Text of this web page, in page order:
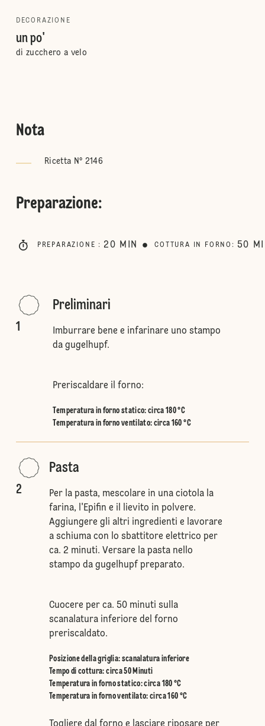
DECORAZIONE
un po'
di zucchero a velo
Nota
Ricetta N° 2146
Preparazione:
PREPARAZIONE : 20 MIN COTTURA IN FORNO : 50
1
Preliminari
Imburrare bene e infarinare uno stampo
da gugelhupf.
Preriscaldare il forno:
Temperatura in forno statico: circa 180 °C
Temperatura in forno ventilato: circa 160 °C
2
Pasta
Per la pasta, mescolare in una ciotola la
farina, l'Epifin e il lievito in polvere.
Aggiungere gli altri ingredienti e lavorare
a schiuma con lo sbattitore elettrico per
ca. 2 minuti. Versare la pasta nello
stampo da gugelhupf preparato.
Cuocere per ca. 50 minuti sulla
scanalatura inferiore del forno
preriscaldato.
Posizione della griglia: scanalatura inferiore
Tempo di cottura: circa 50 Minuti
Temperatura in forno statico:circa 180 °C
Temperatura in forno ventilato: circa 160 °C